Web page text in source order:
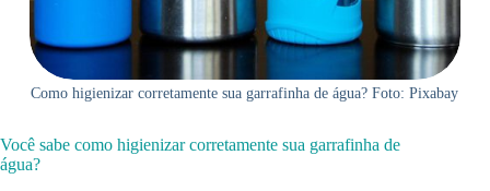
Como higienizar corretamente sua garrafinha de água? Foto: Pixabay
Você sabe como higienizar corretamente sua garrafinha de
água?